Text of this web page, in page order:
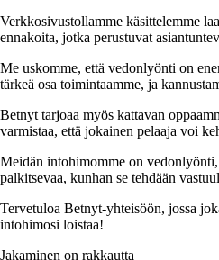
Verkkosivustollamme käsittelemme
ennakoita, jotka perustuvat
Me uskomme, että vedonlyönti on
tärkeä osa toimintaamme, ja
Betnyt tarjoaa myös kattavan
varmistaa, että jokainen pelaaja voi
Meidän intohimomme on
palkitsevaa, kunhan se tehdään
Tervetuloa Betnyt-yhteisöön, jossa
intohimosi loistaa!
Jakaminen on rakkautta